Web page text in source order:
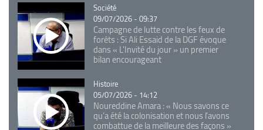
Catégorie
Société
09/07/2026 - 09:37
Campagne de lutte contre les feux de
forêts : Si Ali Essaid de la DGF évoque
dans « L'Invité du jour » un premier
bilan encourageant
Catégorie
Histoire
05/07/2026 - 14:12
Noureddine Amara : « Nous savons ce
qu’a été la colonisation et nous l’avons
combattue de la meilleure des façons »